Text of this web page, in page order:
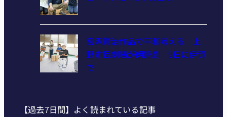
宮沢賢治作品で平和考える 上
野市民劇場が朗読劇 9日に伊賀
で
【過去7日間】よく読まれている記事